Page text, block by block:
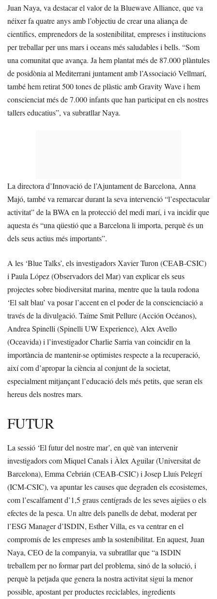
Juan Naya, va destacar el valor de la Bluewave Alliance, que va
néixer fa quatre anys amb l’objectiu de crear una aliança de
científics, emprenedors de la sostenibilitat, empreses i institucions
per treballar per uns mars i oceans més saludables i bells. “Som
una comunitat que avança. Ja hem plantat més de 87.000 plàntules
de posidònia al Mediterrani juntament amb l’Associació Vellmarí,
també hem retirat 500 tones de plàstic amb Gravity Wave i hem
conscienciat més de 7.000 infants que han participat en els nostres
tallers educatius”, va subratllar Naya.
La directora d’Innovació de l’Ajuntament de Barcelona, Anna
Majó, també va remarcar durant la seva intervenció “l’espectacular
activitat” de la BWA en la protecció del medi marí, i va incidir que
aquesta és “una qüestió que a Barcelona li importa, perquè és un
dels seus actius més importants”.
A les ‘Blue Talks’, els investigadors Xavier Turon (CEAB-CSIC)
i Paula López (Observadors del Mar) van explicar els seus
projectes sobre biodiversitat marina, mentre que la taula rodona
‘El salt blau’ va posar l’accent en el poder de la conscienciació a
través de la divulgació. Taïme Smit Pellure (Acción Océanos),
Andrea Spinelli (Spinelli UW Experience), Alex Avello
(Oceavida) i l’investigador Charlie Sarria van coincidir en la
importància de mantenir-se optimistes respecte a la recuperació,
així com d’apropar la ciència al conjunt de la societat,
especialment mitjançant l’educació dels més petits, que seran els
hereus dels nostres mars.
FUTUR
La sessió ‘El futur del nostre mar’, en què van intervenir
investigadors com Miquel Canals i Àlex Aguilar (Universitat de
Barcelona), Emma Cebrián (CEAB-CSIC) i Josep Lluís Pelegrí
(ICM-CSIC), va apuntar les causes que degraden els ecosistemes,
com l’escalfament d’1,5 graus centígrads de les seves aigües o els
efectes de la pesca. Un altre dels panells de debat, moderat per
l’ESG Manager d’ISDIN, Esther Villa, es va centrar en el
compromís de les empreses amb la sostenibilitat. En aquest, Juan
Naya, CEO de la companyia, va subratllar que “a ISDIN
treballem per no formar part del problema, sinó de la solució, i
perquè la petjada que genera la nostra activitat sigui la menor
possible, apostant per productes reciclables, ingredients